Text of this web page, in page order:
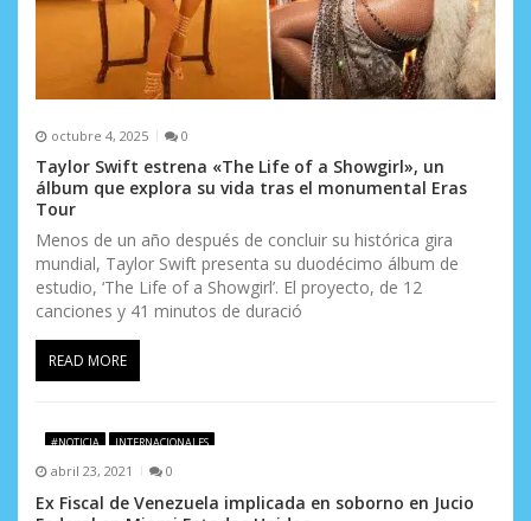
a
a
s octubre 4, 2025 0
Taylor Swift estrena «The Life of a Showgirl», un
álbum que explora su vida tras el monumental Eras
Tour
Menos de un año después de concluir su histórica gira
mundial, Taylor Swift presenta su duodécimo álbum de
estudio, ‘The Life of a Showgirl’. El proyecto, de 12
canciones y 41 minutos de duració
READ MORE
#NOTICIA INTERNACIONALES
abril 23, 2021 0
Ex Fiscal de Venezuela implicada en soborno en Jucio